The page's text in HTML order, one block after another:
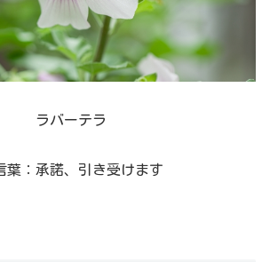
ラバーテラ
葉：承諾、引き受けます